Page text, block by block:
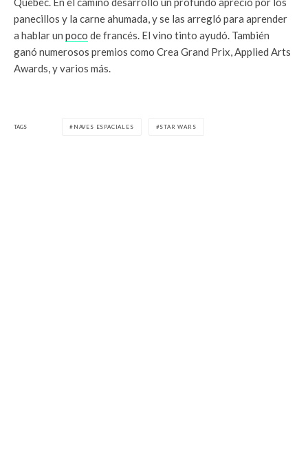
panecillos y la carne ahumada, y se las arregló para aprender
a hablar un poco de francés. El vino tinto ayudó. También
ganó numerosos premios como Crea Grand Prix, Applied Arts
Awards, y varios más.
TAGS NAVES ESPACIALES STAR WARS